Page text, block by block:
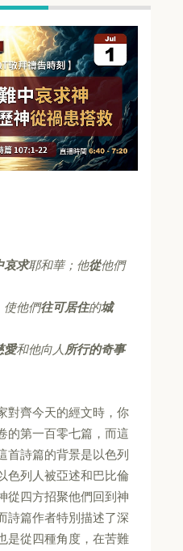
哀求耶和華；他從他們
使他們往可居住的城
愛和他向人所行的奇事
對齊今天的經文時，你
的第一百零七篇，而這
首詩篇的背景是以色列
色列人被亞述和巴比倫
從四方招聚他們回到神
詩篇作者特別描述了深
是從四種角度，在苦難